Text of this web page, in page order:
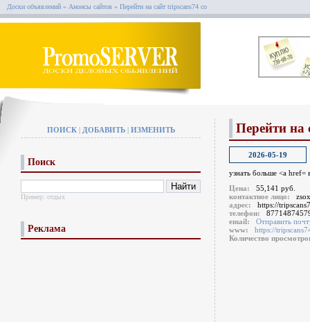
Доски объявлений » Анонсы сайтов » Перейти на сайт tripscans74 co
ПОИСК| ДОБАВИТЬ| ИЗМЕНИТЬ
Поиск
Пример: отдых
Реклама
Перейти на
2026-05-19
узнать больше <a href=
Цена:
55,141 руб.
контактное лицо:
адрес:
https://
телефон:
email:
Отправить
www:
https://
Количество